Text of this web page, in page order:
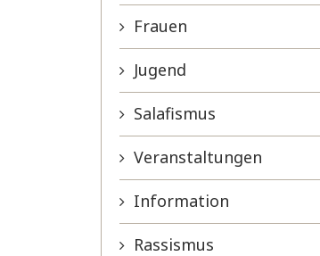
Frauen
Jugend
Salafismus
Veranstaltungen
Information
Rassismus